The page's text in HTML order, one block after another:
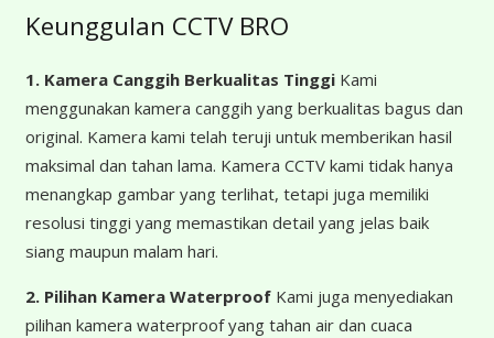
Keunggulan CCTV BRO
1. Kamera Canggih Berkualitas TinggiKami
menggunakan kamera canggih yang berkualitas bagus dan
original. Kamera kami telah teruji untuk memberikan hasil
maksimal dan tahan lama. Kamera CCTV kami tidak hanya
menangkap gambar yang terlihat, tetapi juga memiliki
resolusi tinggi yang memastikan detail yang jelas baik
siang maupun malam hari.
2. Pilihan Kamera WaterproofKami juga menyediakan
pilihan kamera waterproof yang tahan air dan cuaca